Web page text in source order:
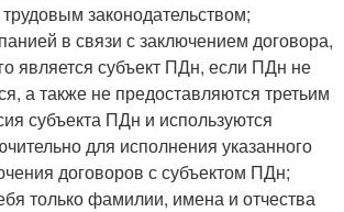
трудовым законодательством;
в связи с заключением договора,
является субъект ПДн, если ПДн не
а также не предоставляются третьим
субъекта ПДн и используются
для исполнения указанного
договоров с субъектом ПДн;
только фамилии, имена и отчества